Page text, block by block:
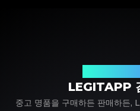
LEGITAPP
중고 명품을 구매하든 판매하든